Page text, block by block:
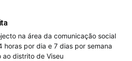
na área da comunicação social
horas por dia e 7 dias por semana
ao distrito de Viseu